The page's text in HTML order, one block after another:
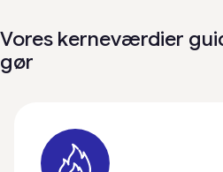
Vores kerneværdier
gør